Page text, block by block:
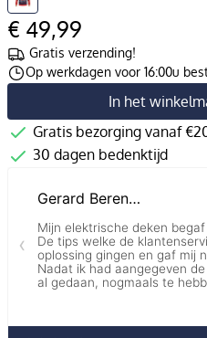
€ 49,99
Gratis verzending!
Op werkdagen voor 16:00u
In het
Gratis bezorging vanaf
30 dagen bedenktijd